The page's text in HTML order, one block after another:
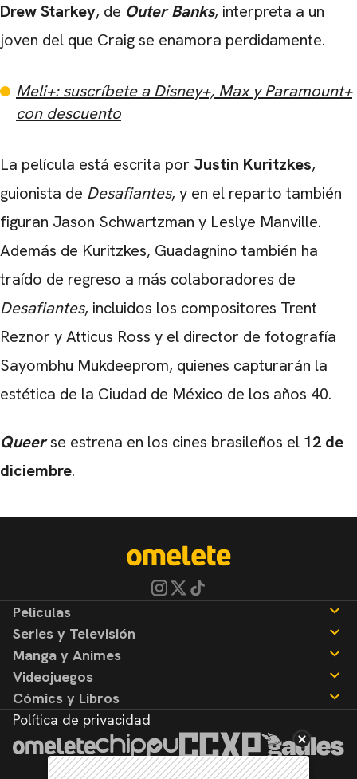
Drew Starkey, de Outer Banks, interpreta a un
joven del que Craig se enamora perdidamente.
Meli+: suscríbete a Disney+, Max y Paramount+
con descuento
La película está escrita por Justin Kuritzkes,
guionista de Desafiantes, y en el reparto también
figuran Jason Schwartzman y Leslye Manville.
Además de Kuritzkes, Guadagnino también ha
traído de regreso a más colaboradores de
Desafiantes, incluidos los compositores Trent
Reznor y Atticus Ross y el director de fotografía
Sayombhu Mukdeeprom, quienes capturarán la
estética de la Ciudad de México de los años 40.
Queerse estrena en los cines brasileños el 12 de
diciembre.
Peliculas
Noticias
Reseñas
Series y Televisión
Noticias
Reseñas
Manga y Animes
Noticias
Reseñas
Videojuegos
Noticias
Reseñas
Cómics y Libros
Noticias
Reseñas
Política de privacidad